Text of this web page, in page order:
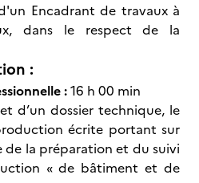
Encadrant de travaux à
dans le respect de la
:
:16 h 00 min
d’un dossier technique, le
écrite portant sur
de la préparation et du suivi
« de bâtiment et de